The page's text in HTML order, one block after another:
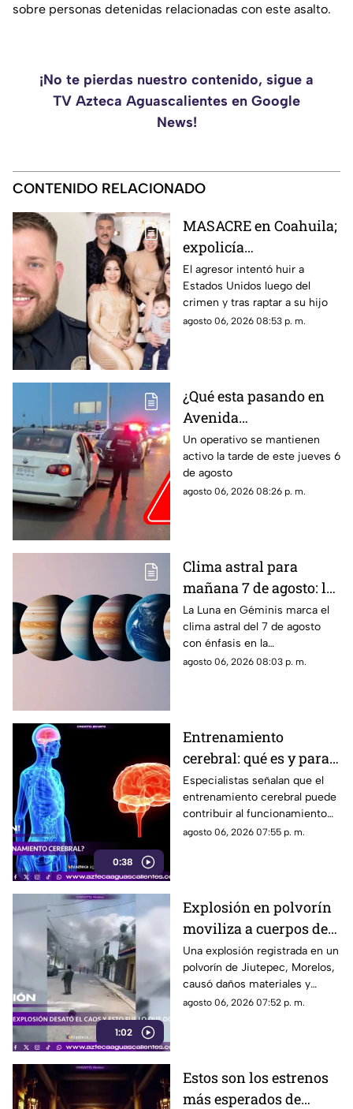
sobre personas detenidas relacionadas con este asalto.
¡No te pierdas nuestro contenido, sigue a
TV Azteca Aguascalientes en Google
News!
CONTENIDO RELACIONADO
MASACRE en Coahuila;
expolicía
estadounidense atacó a
la familia de su
expareja mexicana
luego de que le
familiar
El agresor intentó huir a
Estados Unidos luego del
crimen y tras raptar a su hijo
agosto 06, 2026 08:53 p. m.
¿Qué esta pasando en
Avenida
Aguascalientes?
Reportan persecución y
accidente vehicular
Un operativo se mantienen
activo la tarde de este jueves 6
de agosto
agosto 06, 2026 08:26 p. m.
Clima astral para
mañana 7 de agosto: la
Luna cambia a Géminis
y favorece la
comunicación
La Luna en Géminis marca el
clima astral del 7 de agosto
con énfasis en la
comunicación, las ideas y los
agosto 06, 2026 08:03 p. m.
0:38
Entrenamiento
cerebral: qué es y para
qué sirve
Especialistas señalan que el
entrenamiento cerebral puede
contribuir al funcionamiento
cognitivo cuando se combina
agosto 06, 2026 07:55 p. m.
1:02
Explosión en polvorín
moviliza a cuerpos de
emergencia
Una explosión registrada en un
polvorín de Jiutepec, Morelos,
causó daños materiales y
generó un operativo de
agosto 06, 2026 07:52 p. m.
Estos son los estrenos
más esperados de